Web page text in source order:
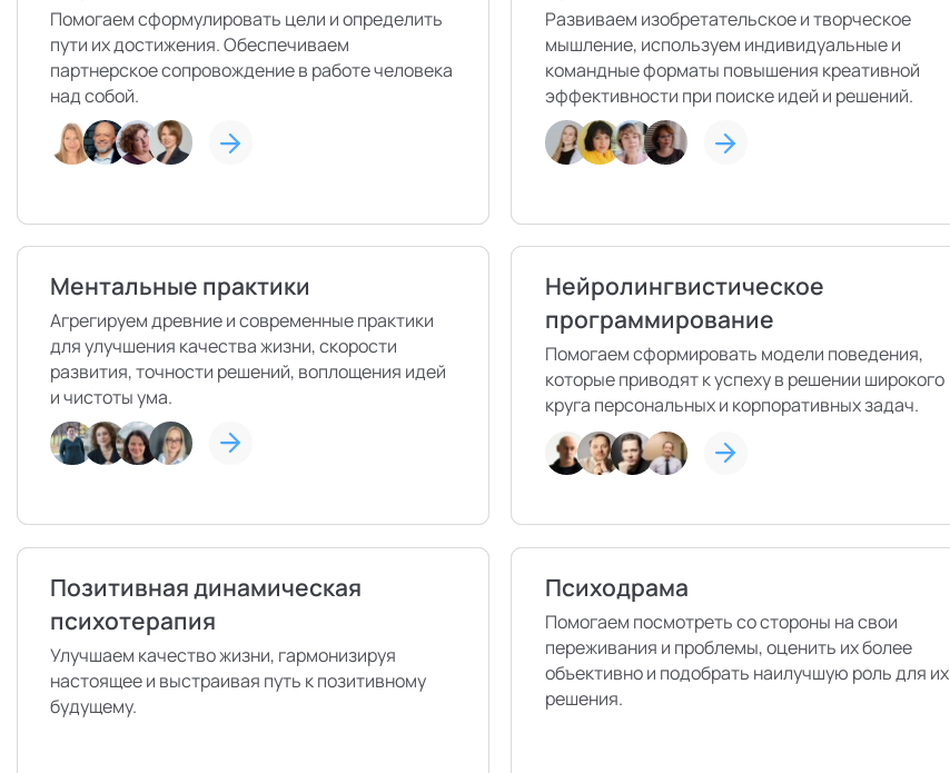
Помогаем сформулировать цели и определить
пути их достижения. Обеспечиваем
партнерское сопровождение в работе человека
над собой.
Развиваем изобретательское и творческое
мышление, используем индивидуальные и
командные форматы повышения креативной
эффективности при поиске идей и решений.
Ментальные практики
Агрегируем древние и современные практики
для улучшения качества жизни, скорости
развития, точности решений, воплощения идей
и чистоты ума.
Нейролингвистическое
программирование
Помогаем сформировать модели поведения,
которые приводят к успеху в решении широкого
круга персональных и корпоративных задач.
Позитивная динамическая
психотерапия
Улучшаем качество жизни, гармонизируя
настоящее и выстраивая путь к позитивному
будущему.
Психодрама
Помогаем посмотреть со стороны на свои
переживания и проблемы, оценить их более
объективно и подобрать наилучшую роль для их
решения.